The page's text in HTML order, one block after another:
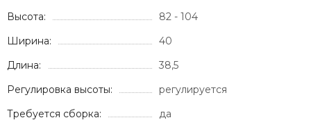
Высота:
82 - 104
Ширина:
40
Длина:
38,5
Регулировка высоты:
регулируется
Требуется сборка:
да